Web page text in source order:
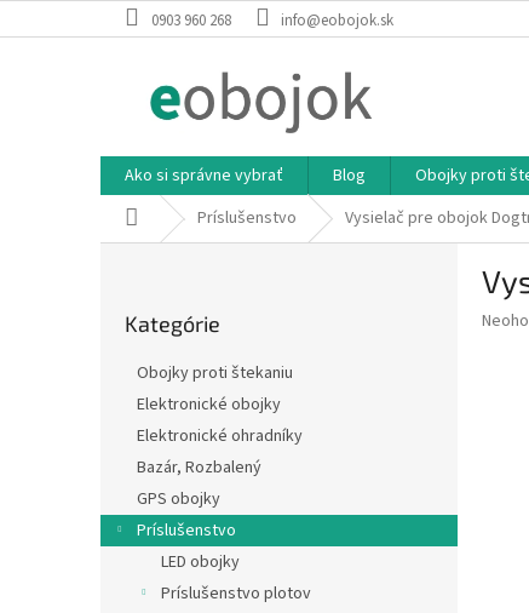
na
0903 960 268 info@eobojok.sk
Ako si správne vybrať Blog Obojky proti
DomovPríslušenstvo Vysielač pre obojok
kategórie
Kategórie
Obojky proti štekaniu
Elektronické obojky
Elektronické ohradníky
Bazár, Rozbalený
GPS obojky
Príslušenstvo
LED obojky
Príslušenstvo plotov